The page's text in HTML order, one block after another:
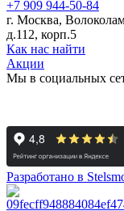
+7 909 944-50-84
г. Москва,
д.112, корп.5
Как нас найти
Акции
Мы в социальных
Разработано в